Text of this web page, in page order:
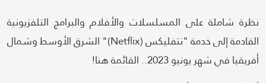
نظرة شاملة على المسلسلات والأفلام والبرامج التلفزيونية
القادمة إلى خدمة "نتفليكس (Netflix)" الشرق الأوسط وشمال
أفريقيا في شهر يونيو 2023.. القائمة هنا!